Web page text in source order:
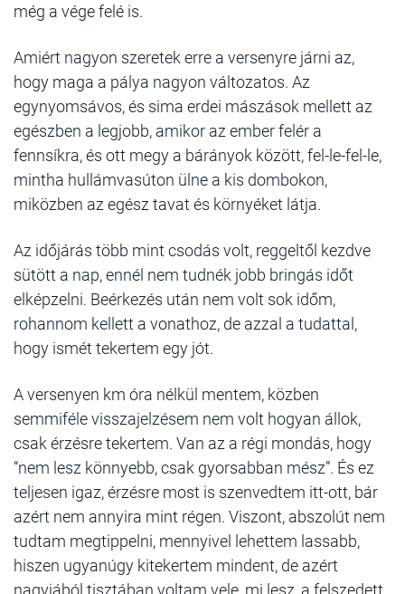
még a vége felé is.
Amiért nagyon szeretek erre a versenyre járni az,
hogy maga a pálya nagyon változatos. Az
egynyomsávos, és sima erdei mászások mellett az
egészben a legjobb, amikor az ember felér a
fennsíkra, és ott megy a bárányok között, fel-le-fel-le,
mintha hullámvasúton ülne a kis dombokon,
miközben az egész tavat és környéket látja.
Az időjárás több mint csodás volt, reggeltől kezdve
sütött a nap, ennél nem tudnék jobb bringás időt
elképzelni. Beérkezés után nem volt sok időm,
rohannom kellett a vonathoz, de azzal a tudattal,
hogy ismét tekertem egy jót.
A versenyen km óra nélkül mentem, közben
semmiféle visszajelzésem nem volt hogyan állok,
csak érzésre tekertem. Van az a régi mondás, hogy
“nem lesz könnyebb, csak gyorsabban mész”. És ez
teljesen igaz, érzésre most is szenvedtem itt-ott, bár
azért nem annyira mint régen. Viszont, abszolút nem
tudtam megtippelni, mennyivel lehettem lassabb,
hiszen ugyanúgy kitekertem mindent, de azért
nagyjából tisztában voltam vele, mi lesz, a felszedett